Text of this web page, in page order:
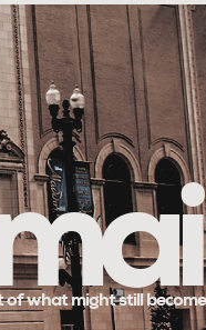
what might still